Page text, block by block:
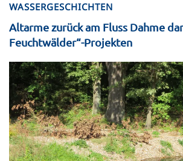
WASSERGESCHICHTEN
Altarme zurück am Fluss Dahme
Feuchtwälder“-Projekten